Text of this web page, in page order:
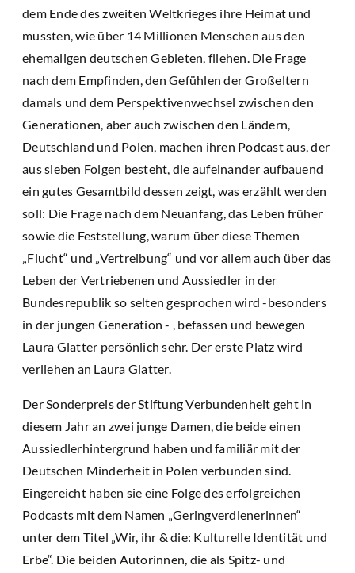
dem Ende des zweiten Weltkrieges ihre Heimat und
mussten, wie über 14 Millionen Menschen aus den
ehemaligen deutschen Gebieten, fliehen. Die Frage
nach dem Empfinden, den Gefühlen der Großeltern
damals und dem Perspektivenwechsel zwischen den
Generationen, aber auch zwischen den Ländern,
Deutschland und Polen, machen ihren Podcast aus, der
aus sieben Folgen besteht, die aufeinander aufbauend
ein gutes Gesamtbild dessen zeigt, was erzählt werden
soll: Die Frage nach dem Neuanfang, das Leben früher
sowie die Feststellung, warum über diese Themen
„Flucht“ und „Vertreibung“ und vor allem auch über das
Leben der Vertriebenen und Aussiedler in der
Bundesrepublik so selten gesprochen wird -besonders
in der jungen Generation - , befassen und bewegen
Laura Glatter persönlich sehr. Der erste Platz wird
verliehen an Laura Glatter.
Der Sonderpreis der Stiftung Verbundenheit geht in
diesem Jahr an zwei junge Damen, die beide einen
Aussiedlerhintergrund haben und familiär mit der
Deutschen Minderheit in Polen verbunden sind.
Eingereicht haben sie eine Folge des erfolgreichen
Podcasts mit dem Namen „Geringverdienerinnen“
unter dem Titel „Wir, ihr & die: Kulturelle Identität und
Erbe“. Die beiden Autorinnen, die als Spitz- und